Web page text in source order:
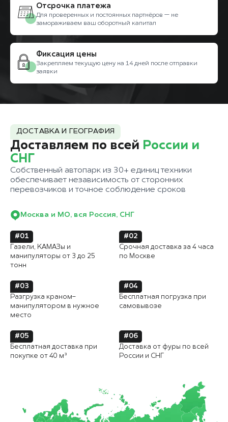
Отсрочка платежа
Для проверенных и постоянных партнёров — не
замораживаем ваш оборотный капитал
Фиксация цены
Закрепляем текущую цену на 14 дней после отправки
заявки
ДОСТАВКА И ГЕОГРАФИЯ
Доставляем по всей России и
СНГ
Собственный автопарк из 30+ единиц техники
обеспечивает независимость от сторонних
перевозчиков и точное соблюдение сроков
Москва и МО, вся Россия, СНГ
#01
Газели, КАМАЗы и
манипуляторы от 3 до 25
тонн
#02
Срочная доставка за 4 часа
по Москве
#03
Разгрузка краном-
манипулятором в нужное
место
#04
Бесплатная погрузка при
самовывозе
#05
Бесплатная доставка при
покупке от 40 м³
#06
Доставка от фуры по всей
России и СНГ